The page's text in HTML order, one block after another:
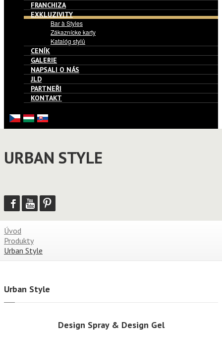
FRANCHIZA
EXKLUZIVITY
Bar à Styles
Zákaznícke karty
Katalóg stylů
CENÍK
GALERIE
NAPSALI O NÁS
JLD
PARTNEŘI
KONTAKT
URBAN STYLE
Úvod
Produkty
Urban Style
Urban Style
Design Spray & Design Gel